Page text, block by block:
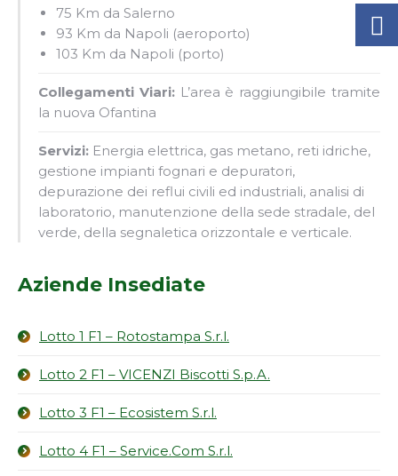
75 Km da Salerno
93 Km da Napoli (aeroporto)
103 Km da Napoli (porto)
Collegamenti Viari:L’area è raggiungibile tramite
la nuova Ofantina
Servizi: Energia elettrica, gas metano, reti idriche,
gestione impianti fognari e depuratori,
depurazione dei reflui civili ed industriali, analisi di
laboratorio, manutenzione della sede stradale, del
verde, della segnaletica orizzontale e verticale.
Aziende Insediate
Lotto 1 F1 – Rotostampa S.r.l.
Lotto 2 F1 – VICENZI Biscotti S.p.A.
Lotto 3 F1 – Ecosistem S.r.l.
Lotto 4 F1 – Service.Com S.r.l.